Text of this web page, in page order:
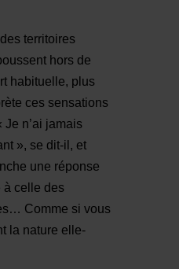
territoires
hors de
habituelle, plus
ces sensations
Je n’ai jamais
», se dit-il, et
une réponse
à celle des
Comme si vous
la nature elle-